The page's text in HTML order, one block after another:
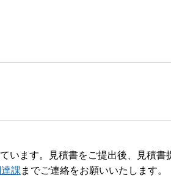
います。見積書をご提出後、見積書
課 までご連絡をお願いいたします。